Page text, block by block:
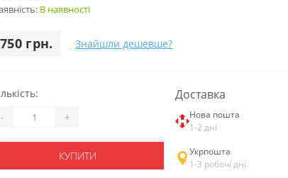
В наявності
750 грн. Знайшли дешевше?
- +
КУПИТИ
Доставка
Нова пошта
1-2 дні
Укрпошта
1-3 робочі дні